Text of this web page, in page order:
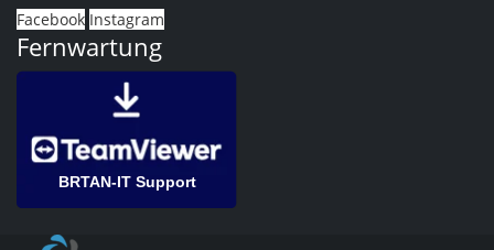
Facebook Instagram
Fernwartung
BRTAN-IT Support